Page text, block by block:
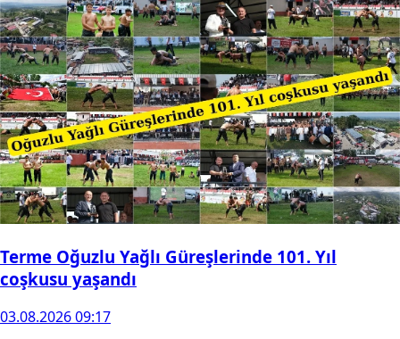
Terme Oğuzlu Yağlı Güreşlerinde 101. Yıl
coşkusu yaşandı
03.08.2026 09:17